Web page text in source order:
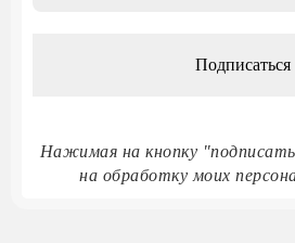
Нажимая на кнопку
на обработку моих